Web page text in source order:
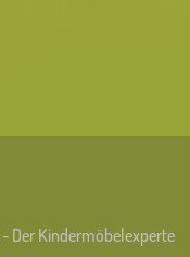
- Der Kindermöbelexperte